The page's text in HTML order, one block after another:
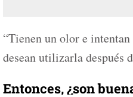
“Tienen un olor e
desean utilizarla después
Entonces, ¿son